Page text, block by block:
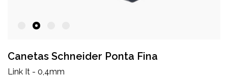
Canetas Schneider Ponta Fina
Link It - 0,4mm